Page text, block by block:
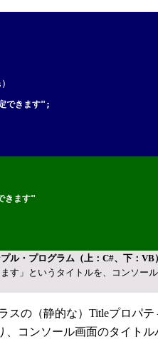
できます";
きます"
ル・プログラム（上：C#、下：VB）
す」というタイトルを、コンソー
スの（静的な）Titleプロパテ
、コンソール画面のタイトル